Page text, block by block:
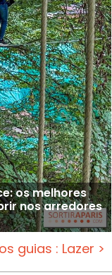
os melhores
nos arredores
guias : Lazer >